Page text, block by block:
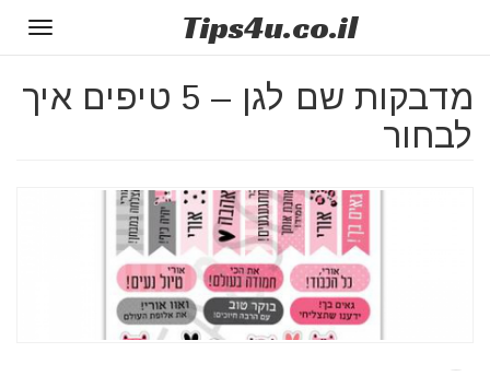
Tips4u.co.il
מדבקות שם לגן – 5 טיפים איך
לבחור